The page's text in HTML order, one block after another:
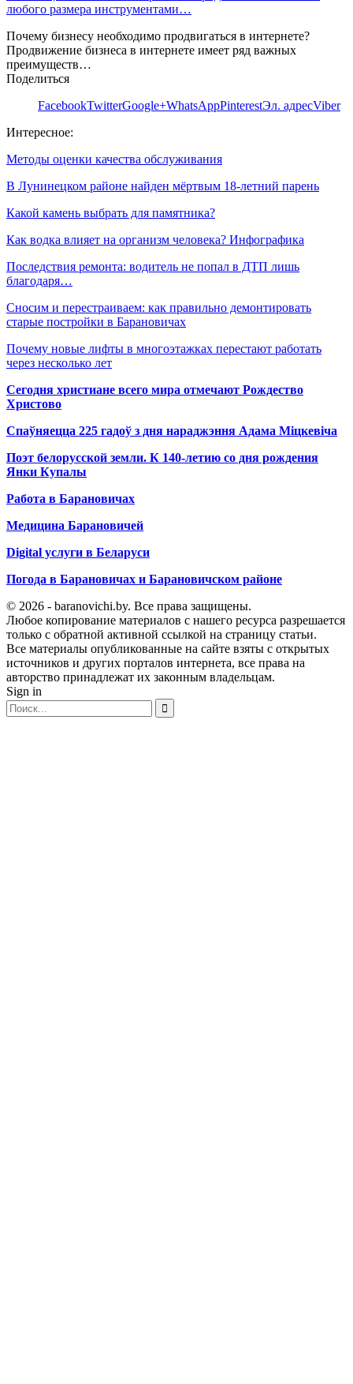
любого размера инструментами…
Почему бизнесу необходимо продвигаться в интернете?
Продвижение бизнеса в интернете имеет ряд важных
преимуществ…
Поделиться
FacebookTwitterGoogle+WhatsAppPinterestЭл. адресViber
Интересное:
Методы оценки качества обслуживания
В Лунинецком районе найден мёртвым 18-летний парень
Какой камень выбрать для памятника?
Как водка влияет на организм человека? Инфографика
Последствия ремонта: водитель не попал в ДТП лишь
благодаря…
Сносим и перестраиваем: как правильно демонтировать
старые постройки в Барановичах
Почему новые лифты в многоэтажках перестают работать
через несколько лет
Сегодня христиане всего мира отмечают Рождество
Христово
Спаўняецца 225 гадоў з дня нараджэння Адама Міцкевіча
Поэт белорусской земли. К 140-летию со дня рождения
Янки Купалы
Работа в Барановичах
Медицина Барановичей
Digital услуги в Беларуси
Погода в Барановичах и Барановичском районе
© 2026 - baranovichi.by. Все права защищены.
Любое копирование материалов с нашего ресурса разрешается
только с обратной активной ссылкой на страницу статьи.
Все материалы опубликованные на сайте взяты с открытых
источников и других порталов интернета, все права на
авторство принадлежат их законным владельцам.
Sign in